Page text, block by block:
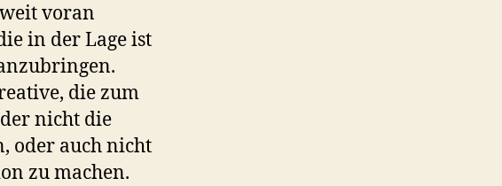
voran
in der Lage ist
die zum
nicht die
oder auch nicht
zu machen.